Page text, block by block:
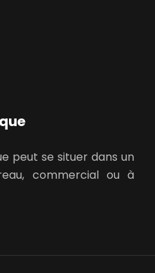
peut se situer dans un
commercial ou à